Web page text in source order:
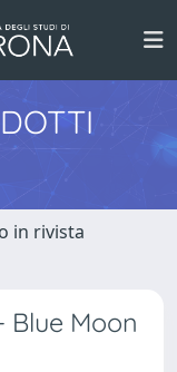
in rivista
Blue Moon